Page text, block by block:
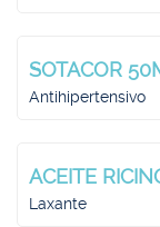
SOTACOR
Antihipertensivo
ACEITE
Laxante